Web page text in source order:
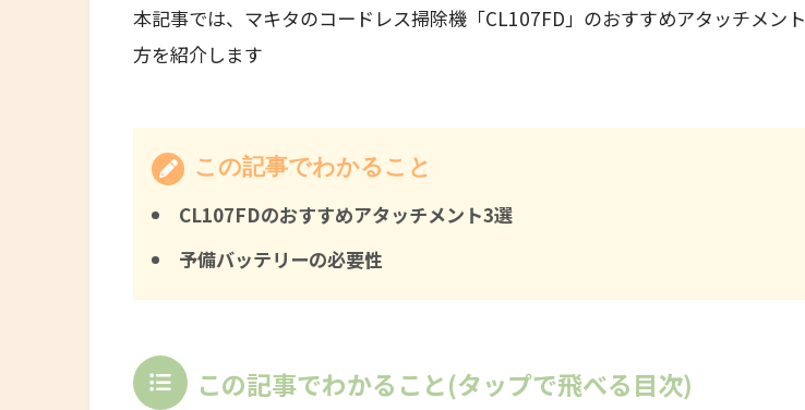
本記事では、マキタのコードレス掃除機 「CL107FD」のおすすめアタッチメント
方を紹介します
この記事でわかること
CL107FDのおすすめアタッチメント3選
予備バッテリーの必要性
この記事でわかること(タップで飛べる目次)